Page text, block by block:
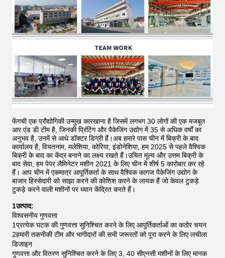
फेंगची एक प्रौद्योगिकी उन्मुख कारखाना है जिसमें लगभग 30 लोगों की एक मजबूत
आर एंड डी टीम है, जिनकी प्रिंटिंग और पैकेजिंग उद्योग में 35 से अधिक वर्षों का
अनुभव है, उनमें से आधे डॉक्टर डिग्री हैं।अब हमारे पास चीन में बिक्री के बाद
कार्यालय है, वियतनाम, मलेशिया, कोरिया, इंडोनेशिया, हम 2025 से पहले वैश्विक
बिक्री के बाद का केंद्र बनाने का लक्ष्य रखते हैं।उचित मूल्य और उत्तम बिक्री के
बाद सेवा, हम पेपर लैमिनेटर मशीन 2021 के लिए चीन में शीर्ष 5 कारोबार कर रहे
हैं। आप चीन में एकमात्र आपूर्तिकर्ता के साथ वैश्विक कागज पैकेजिंग उद्योग के
बाजार हिस्सेदारी को साझा करने की कोशिश करने के लायक हैं जो केवल टुकड़े
टुकड़े करने वाली मशीनों पर ध्यान केंद्रित करते हैं।
1उत्पाद:
विश्वसनीय गुणवत्ता
1प्रत्येक घटक की गुणवत्ता सुनिश्चित करने के लिए आपूर्तिकर्ताओं का कठोर चयन
2हमारी तकनीकी टीम और भागीदारों की सभी जरूरतों को पूरा करने के लिए लचीला
डिजाइन
गुणवत्ता और वितरण सुनिश्चित करने के लिए 3, 40 सीएनसी मशीनों के लिए मानक